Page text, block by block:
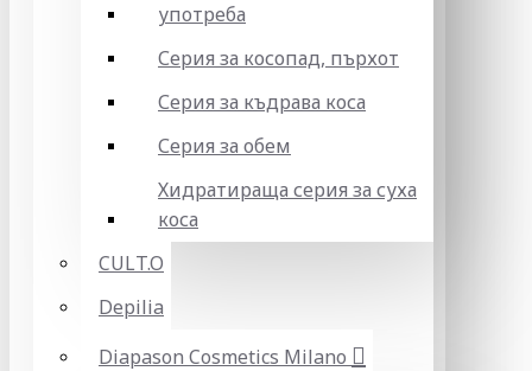
употреба
Серия за косопад, пърхот
Серия за къдрава коса
Серия за обем
Хидратираща серия за суха
коса
CULT.O
Depilia
Diapason Cosmetics Milano